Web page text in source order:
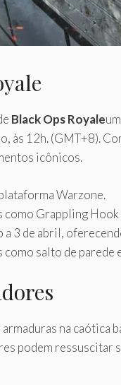
Black Ops Royale
às 12h. (GMT+8).
icônicos.
Warzone.
Grappling Hook
3 de abril,
salto de parede
na caótica
podem